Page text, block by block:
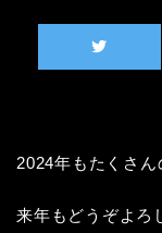
2024年もたくさん
来年もどうぞよろ